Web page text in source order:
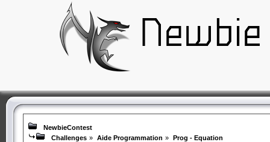
NewbieContest
Challenges » Aide Programmation » Prog - Equation